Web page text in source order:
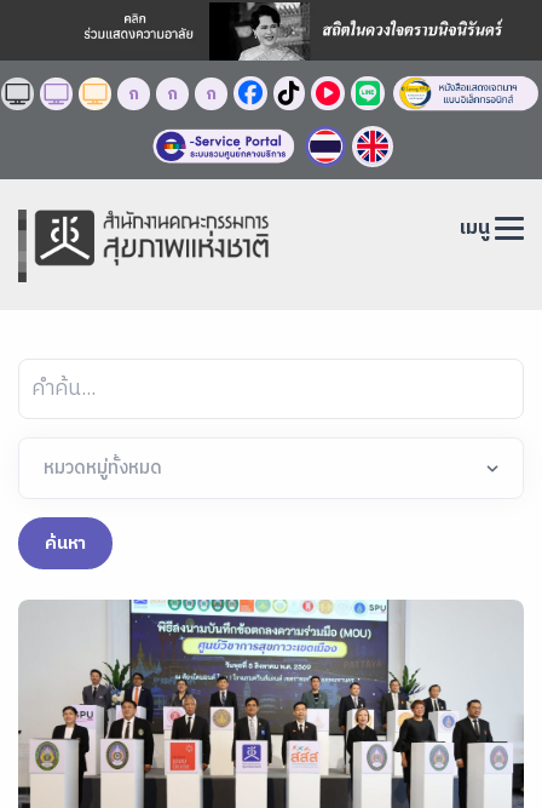
ก ก ก
เมนู
ค้นหา